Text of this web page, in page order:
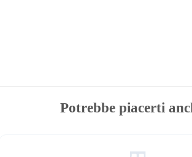
Potrebbe piacerti